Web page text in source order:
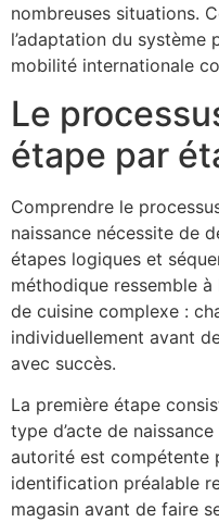
nombreuses situations.
l’adaptation du système
mobilité internationale
Le
étape par
Comprendre le
naissance nécessite de
étapes logiques et
méthodique ressemble à
de cuisine complexe :
individuellement avant
avec succès.
La première étape
type d’acte de
autorité est compétente
identification préalable
magasin avant de faire